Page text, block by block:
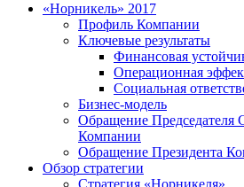
«Норникель» 2017
Профиль Компании
Ключевые результаты
Финансовая
Операционная
Социальная
Бизнес-модель
Обращение Председателя
Компании
Обращение Президента
Обзор стратегии
Стратегия «Норникеля»